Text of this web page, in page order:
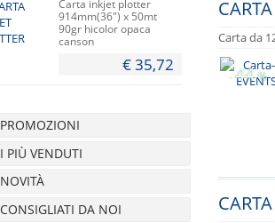
Carta inkjet plotter
914mm(36") x 50mt
90gr hicolor opaca
canson
€ 35,72
PROMOZIONI
I PIÙ VENDUTI
NOVITÀ
CONSIGLIATI DA NOI
Carta da
-44%